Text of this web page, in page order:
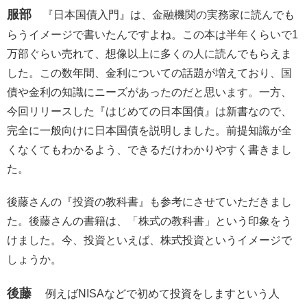
服部 『日本国債入門』は、金融機関の実務家に読んでも
らうイメージで書いたんですよね。この本は半年くらいで1
万部ぐらい売れて、想像以上に多くの人に読んでもらえま
した。この数年間、金利についての話題が増えており、国
債や金利の知識にニーズがあったのだと思います。一方、
今回リリースした『はじめての日本国債』は新書なので、
完全に一般向けに日本国債を説明しました。前提知識が全
くなくてもわかるよう、できるだけわかりやすく書きまし
た。
後藤さんの『投資の教科書』も参考にさせていただきまし
た。後藤さんの書籍は、「株式の教科書」という印象をう
けました。今、投資といえば、株式投資というイメージで
しょうか。
後藤 例えばNISAなどで初めて投資をしますという人